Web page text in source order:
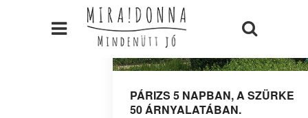
PÁRIZS 5 NAPBAN, A SZÜRKE
50 ÁRNYALATÁBAN.